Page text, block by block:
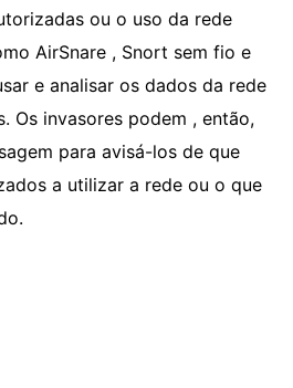
ou o uso da rede
AirSnare , Snort sem fio e
e analisar os dados da rede
Os invasores podem , então,
para avisá-los de que
a utilizar a rede ou o que